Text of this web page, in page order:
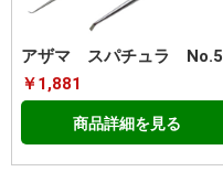
アザマ スパチュラ No.5
￥1,881
商品詳細を見る